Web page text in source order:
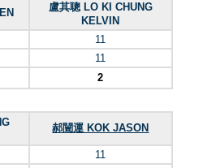
盧其聰 LO KI CHUNG
KELVIN
11
11
2
郝闓運 KOK JASON
11